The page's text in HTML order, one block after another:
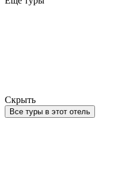
Скрыть
Все туры в этот отель